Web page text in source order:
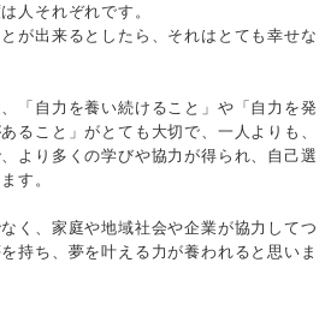
人それぞれです。
が出来るとしたら、それはとても幸せな
「自力を養い続けること」や「自力を発
ること」がとても大切で、一人よりも、
より多くの学びや協力が得られ、自己選
す。
く、家庭や地域社会や企業が協力してつ
持ち、夢を叶える力が養われると思いま